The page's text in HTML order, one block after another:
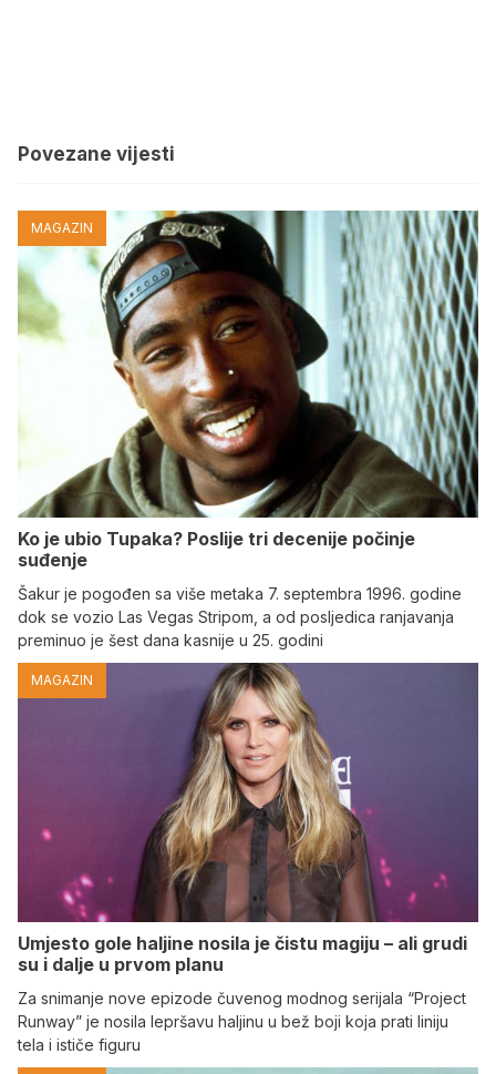
Povezane vijesti
MAGAZIN
Ko je ubio Tupaka? Poslije tri decenije počinje
suđenje
Šakur je pogođen sa više metaka 7. septembra 1996. godine
dok se vozio Las Vegas Stripom, a od posljedica ranjavanja
preminuo je šest dana kasnije u 25. godini
MAGAZIN
Umjesto gole haljine nosila je čistu magiju – ali grudi
su i dalje u prvom planu
Za snimanje nove epizode čuvenog modnog serijala “Project
Runway” je nosila lepršavu haljinu u bež boji koja prati liniju
tela i ističe figuru